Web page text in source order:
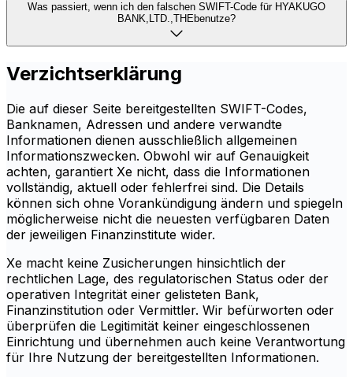
Was passiert, wenn ich den falschen SWIFT-Code für HYAKUGO
BANK,LTD.,THEbenutze?
Verzichtserklärung
Die auf dieser Seite bereitgestellten SWIFT-Codes,
Banknamen, Adressen und andere verwandte
Informationen dienen ausschließlich allgemeinen
Informationszwecken. Obwohl wir auf Genauigkeit
achten, garantiert Xe nicht, dass die Informationen
vollständig, aktuell oder fehlerfrei sind. Die Details
können sich ohne Vorankündigung ändern und spiegeln
möglicherweise nicht die neuesten verfügbaren Daten
der jeweiligen Finanzinstitute wider.
Xe macht keine Zusicherungen hinsichtlich der
rechtlichen Lage, des regulatorischen Status oder der
operativen Integrität einer gelisteten Bank,
Finanzinstitution oder Vermittler. Wir befürworten oder
überprüfen die Legitimität keiner eingeschlossenen
Einrichtung und übernehmen auch keine Verantwortung
für Ihre Nutzung der bereitgestellten Informationen.